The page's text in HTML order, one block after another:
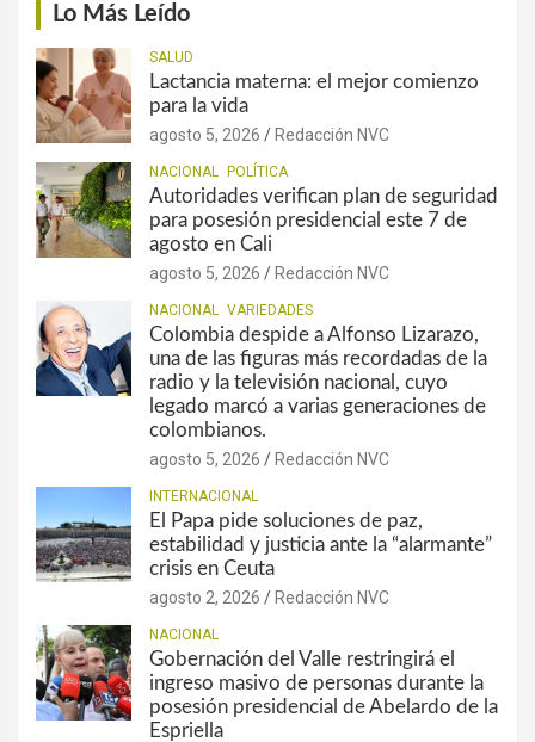
Lo Más Leído
SALUD
Lactancia materna: el mejor comienzo
para la vida
agosto 5, 2026 Redacción NVC
NACIONAL POLÍTICA
Autoridades verifican plan de seguridad
para posesión presidencial este 7 de
agosto en Cali
agosto 5, 2026 Redacción NVC
NACIONAL VARIEDADES
Colombia despide a Alfonso Lizarazo,
una de las figuras más recordadas de la
radio y la televisión nacional, cuyo
legado marcó a varias generaciones de
colombianos.
agosto 5, 2026 Redacción NVC
INTERNACIONAL
El Papa pide soluciones de paz,
estabilidad y justicia ante la “alarmante”
crisis en Ceuta
agosto 2, 2026 Redacción NVC
NACIONAL
Gobernación del Valle restringirá el
ingreso masivo de personas durante la
posesión presidencial de Abelardo de la
Espriella